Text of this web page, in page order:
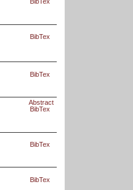
BibTex
BibTex
Abstract
BibTex
BibTex
BibTex